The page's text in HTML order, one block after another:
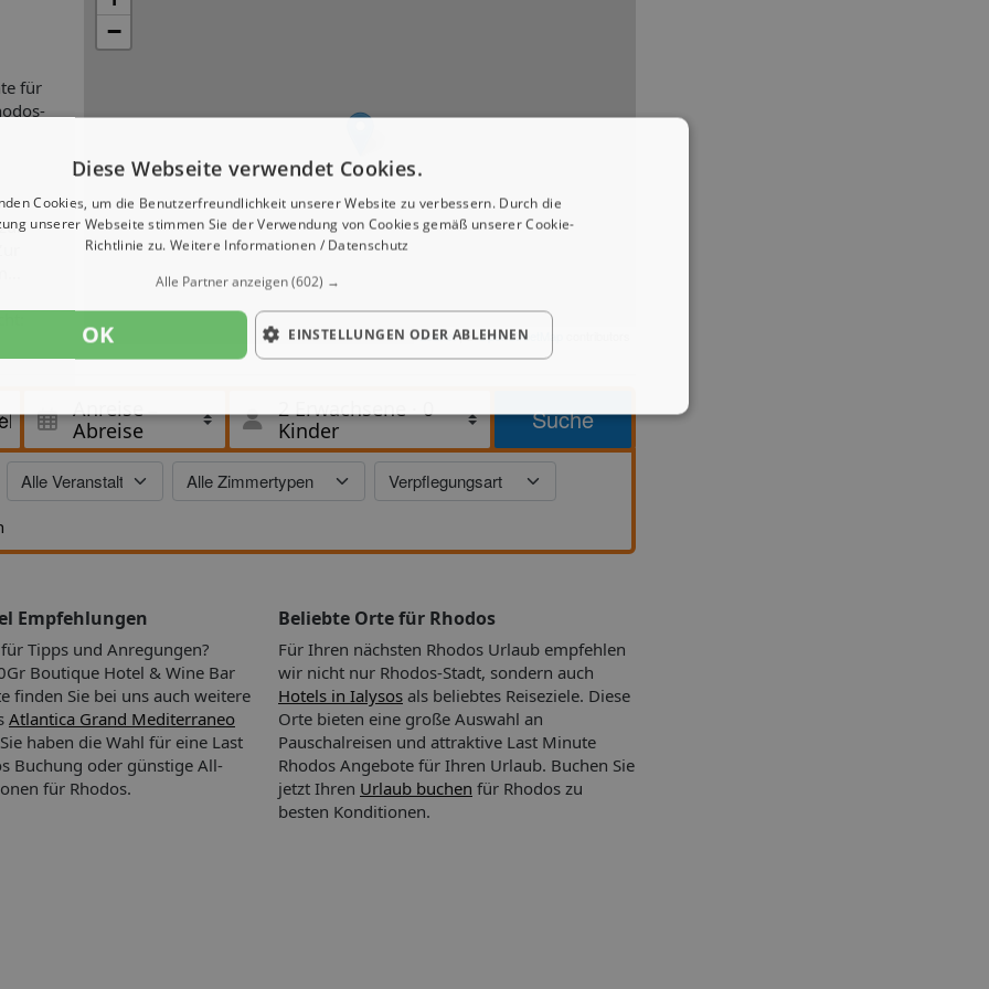
für
Bar.
−
Leaflet| ©OpenStreetMap
Anreise
Abreise
2 Erwachsene·0
Kinder
Suche
Empfehlungen
Tipps und Anregungen?
Boutique Hotel & Wine Bar
finden Sie bei uns auch weitere
Atlantica Grand Mediterraneo
haben die Wahl für eine Last
Buchung oder günstige All-
für Rhodos.
Beliebte Orte für Rhodos
Für Ihren nächsten Rhodos Urlaub empfehlen
wir nicht nur Rhodos-Stadt, sondern auch
Hotels in Ialysos als beliebtes Reiseziele. Diese
Orte bieten eine große Auswahl an
Pauschalreisen und attraktive Last Minute
Rhodos Angebote für Ihren Urlaub. Buchen Sie
jetzt Ihren Urlaub buchen für Rhodos zu
besten Konditionen.
Diese Webseite verwendet Cookies.
Cookies, um die Benutzerfreundlichkeit unserer Website zu verbessern. Durch die
unserer Webseite stimmen Sie der Verwendung von Cookies gemäß unserer Cookie-
Richtlinie zu. Weitere Informationen / Datenschutz
Alle Partner anzeigen(602) →
OK EINSTELLUNGEN ODER ABLEHNEN